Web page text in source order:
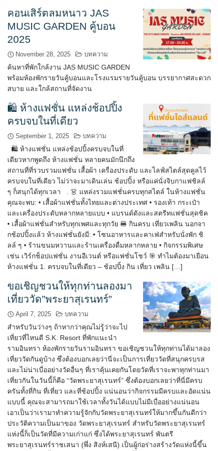
คอนเสิร์ตลมหนาว JAS
MUSIC GARDEN คู้บอน
2025
November 28, 2025 บทความ
ค้นหาที่พักใกล้งาน JAS MUSIC GARDEN
พร้อมห้องพักรายวันคู้บอนและโรงแรมรายวันคู้บอน บรรยากาศสะดวก
สบาย และใกล้สถานที่จัดงาน
🛍️ ห้างแฟชั่น แหล่งช้อปปิ้ง
ครบจบในที่เดียว
September 1, 2025 บทความ
🛍️ ห้างแฟชั่น แหล่งช้อปปิ้งครบจบในที่
เดียวหากพูดถึง ห้างแฟชั่น หลายคนมักนึกถึง
สถานที่ที่รวบรวมแฟชั่น เสื้อผ้า เครื่องประดับ และไลฟ์สไตล์สุดคูลไว้
ครบจบในที่เดียว ไม่ว่าจะมาเดินเล่น ช้อปปิ้ง หรือแค่นั่งจิบกาแฟชิลล์
ๆ ก็สนุกได้ทุกเวลา . 👗 แหล่งรวมแฟชั่นครบทุกสไตล์ ในห้างแฟชั่น
คุณจะพบ: • เสื้อผ้าแฟชั่นทั้งไทยและต่างประเทศ • รองเท้า กระเป๋า
และเครื่องประดับหลากหลายแบบ • แบรนด์ดังและสตรีทแฟชั่นสุดชิค
• เสื้อผ้าแฟชั่นสำหรับทุกเพศและทุกวัย 🍔 กินครบ เที่ยวเพลิน นอกจา
กช้อปปิ้งแล้ว ห้างแฟชั่นยังมี: • โซนอาหารและคาเฟ่สำหรับนั่งพัก ชิ
ลล์ ๆ • ร้านขนมหวานและร้านเครื่องดื่มหลากหลาย • กิจกรรมพิเศษ
เช่น เวิร์กช็อปแฟชั่น งานอีเวนต์ หรือแฟชั่นโชว์ 🎯 ทำไมต้องมาเยือน
ห้างแฟชั่น 1. ครบจบในที่เดียว – ช้อปปิ้ง กิน เที่ยว เพลิน […]
ขอเชิญชวนให้ทุกท่านลองมา
เที่ยววัด”พระยาสุเรนทร์”
April 7, 2025 บทความ
สำหรับวันว่างๆ ถ้าหากว่าคุณไม่รู้ว่าจะไป
เที่ยวที่ไหนดี S.K. Resort ที่พักแนะนำ
รามอินทรา ห้องพักรายวันรามอินทรา ขอเชิญชวนให้ทุกท่านได้มาลอง
เที่ยววัดกันดูบ้าง ซึ่งต้องบอกเลยว่านี่จะเป็นการเที่ยววัดที่สนุกครบรส
และไม่น่าเบื่ออย่างวัดอื่นๆ ที่เราคุ้นเคยกันโดยวัดที่เราจะพาทุกท่านมา
เที่ยวกันในวันนี้ก็คือ “วัดพระยาสุเรนทร์” ซึ่งต้องบอกเลยว่าที่นี่มีครบ
ครันทั้งที่กิน ที่เที่ยว และที่ช้อปปิ้ง แน่นอนว่ากิจกรรมมีครบและอัดแน่น
แบบนี้ คุณจะสามารถมาใช้เวลาทั้งวันได้แบบไม่มีเบื่ออย่างแน่นอน
เอาเป็นว่าเรามาทำความรู้จักกับวัดพระยาสุเรนทร์ให้มากขึ้นกันดีกว่า
ประวัติความเป็นมาของ วัดพระยาสุเรนทร์ สำหรับวัดพระยาสุเรนทร์
แห่งนี้ก็เป็นวัดที่มีความเก่าแก่ ซึ่งได้พระยาสุเรนทร์ พันตรี
พระยาสุเรนทร์ราชเสนา (พึ่ง สิงห์เสนี) เป็นผู้ก่อร่างสร้างวัดแห่งนี้ขึ้น